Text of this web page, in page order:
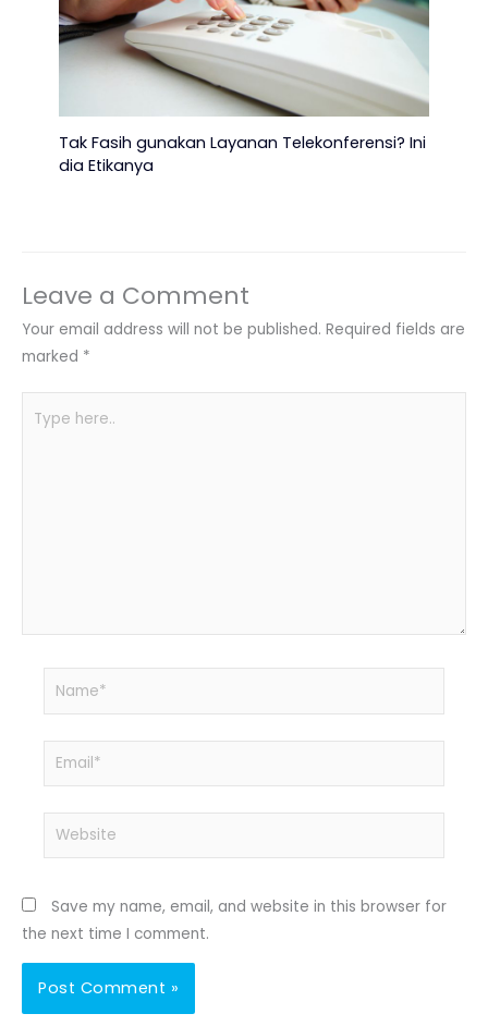
Tak Fasih gunakan Layanan Telekonferensi? Ini
dia Etikanya
Leave a Comment
Your email address will not be published. Required fields are
marked *
here..
Name*
Email*
Website
Save my name, email, and website in this browser for
the next time I comment.